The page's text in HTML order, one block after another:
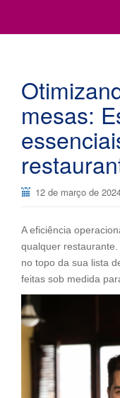
mesas:
12 de março de
A eficiência
qualquer
no topo da sua lista
feitas sob medida